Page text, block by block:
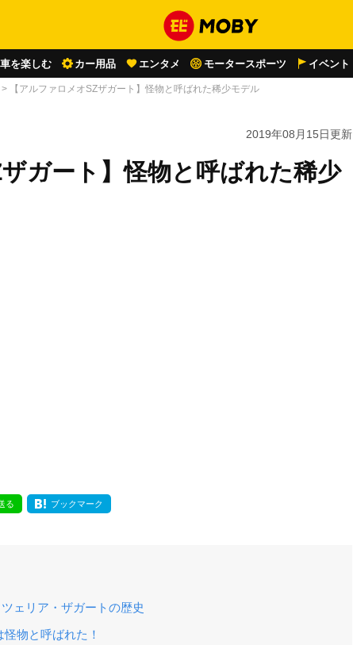
車を楽しむ カー用品 エンタメ モータースポーツ イベント
> 【アルファロメオSZザガート】怪物と呼ばれた稀少モデル
2019年08月15日更新
ガート】怪物と呼ばれた稀少
る ブックマーク
ェリア・ザガートの歴史
物と呼ばれた！